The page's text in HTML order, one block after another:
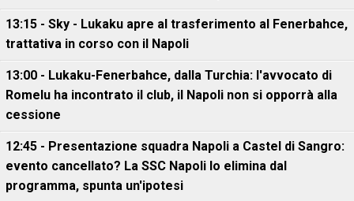
13:15 - Sky - Lukaku apre al trasferimento al Fenerbahce,
trattativa in corso con il Napoli
13:00 - Lukaku-Fenerbahce, dalla Turchia: l'avvocato di
Romelu ha incontrato il club, il Napoli non si opporrà alla
cessione
12:45 - Presentazione squadra Napoli a Castel di Sangro:
evento cancellato? La SSC Napoli lo elimina dal
programma, spunta un'ipotesi